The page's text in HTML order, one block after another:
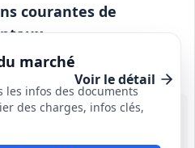
marché
les infos des documents
des charges, infos clés,
courantes de
Voir le détail